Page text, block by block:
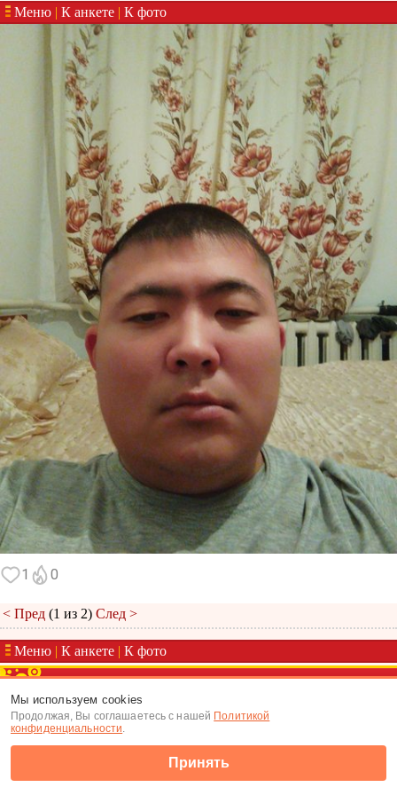
Меню | К анкете | К фото
1 0
< Пред (1 из 2) След >
Меню | К анкете | К фото
(c) Tabor.ru 2026
Мы используем cookies
Продолжая, Вы соглашаетесь с нашей Политикой
конфиденциальности.
Принять